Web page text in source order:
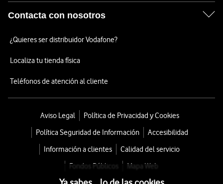
Contacta con nosotros
¿Quieres ser distribuidor Vodafone?
Localiza tu tienda física
Teléfonos de atención al cliente
Aviso Legal
Política de Privacidad y Cookies
Política Seguridad de Información
Accesibilidad
Información a clientes
Calidad del servicio
Fondos Públicos
Mapa Web